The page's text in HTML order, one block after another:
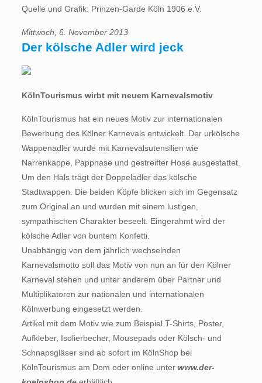
Quelle und Grafik: Prinzen-Garde Köln 1906 e.V.
Mittwoch, 6. November 2013
Der kölsche Adler wird jeck
KölnTourismus wirbt mit neuem Karnevalsmotiv
KölnTourismus hat ein neues Motiv zur internationalen
Bewerbung des Kölner Karnevals entwickelt. Der urkölsche
Wappenadler wurde mit Karnevalsutensilien wie
Narrenkappe, Pappnase und gestreifter Hose ausgestattet.
Um den Hals trägt der Doppeladler das kölsche
Stadtwappen. Die beiden Köpfe blicken sich im Gegensatz
zum Original an und wurden mit einem lustigen,
sympathischen Charakter beseelt. Eingerahmt wird der
kölsche Adler von buntem Konfetti.
Unabhängig von dem jährlich wechselnden
Karnevalsmotto soll das Motiv von nun an für den Kölner
Karneval stehen und unter anderem über Partner und
Multiplikatoren zur nationalen und internationalen
Kölnwerbung eingesetzt werden.
Artikel mit dem Motiv wie zum Beispiel T-Shirts, Poster,
Aufkleber, Isolierbecher, Mousepads oder Kölsch- und
Schnapsgläser sind ab sofort im KölnShop bei
KölnTourismus am Dom oder online unter www.der-